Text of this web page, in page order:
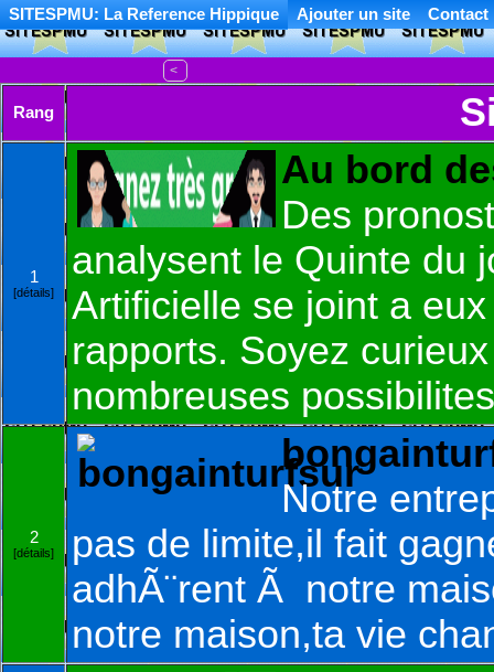
SITESPMU: La Reference Hippique Ajouter un site Contact
<
Rang
1
[détails]
Au bord
Des
analysent le Quinte du
Artificielle se joint a
rapports. Soyez
nombreuses
2
[détails]
Notre
pas de limite,il fait
adhÃ¨rent Ã notre
notre maison,ta vie